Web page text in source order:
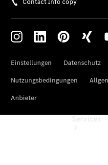
Mercedes-
Benz Rent